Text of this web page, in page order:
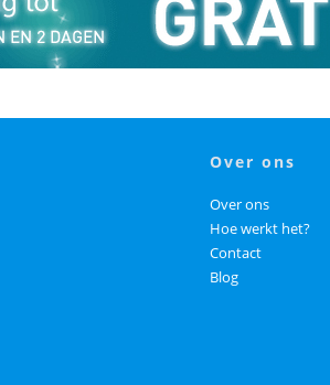
over ons
Over ons
Hoe werkt het?
Contact
Blog